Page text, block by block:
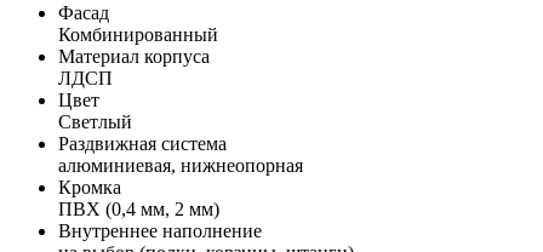
Фасад
Комбинированный
Материал корпуса
ЛДСП
Цвет
Светлый
Раздвижная система
алюминиевая, нижнеопорная
Кромка
ПВХ (0,4 мм, 2 мм)
Внутреннее наполнение